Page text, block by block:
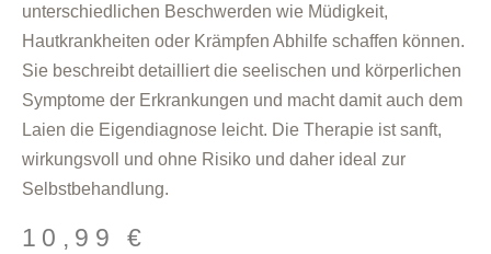
unterschiedlichen Beschwerden wie Müdigkeit,
Hautkrankheiten oder Krämpfen Abhilfe schaffen können.
Sie beschreibt detailliert die seelischen und körperlichen
Symptome der Erkrankungen und macht damit auch dem
Laien die Eigendiagnose leicht. Die Therapie ist sanft,
wirkungsvoll und ohne Risiko und daher ideal zur
Selbstbehandlung.
10,99€